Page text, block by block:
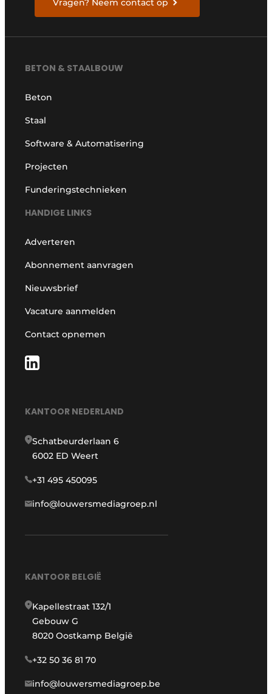
Vragen? Neem contact op
BETON & STAALBOUW
Beton
Staal
Software & Automatisering
Projecten
Funderingstechnieken
HANDIGE LINKS
Adverteren
Abonnement aanvragen
Nieuwsbrief
Vacature aanmelden
Contact opnemen
KANTOOR NEDERLAND
Schatbeurderlaan 6
6002 ED Weert
+31 495 450095
info@louwersmediagroep.nl
KANTOOR BELGIË
Kapellestraat 132/1
Gebouw G
8020 Oostkamp België
+32 50 36 81 70
info@louwersmediagroep.be